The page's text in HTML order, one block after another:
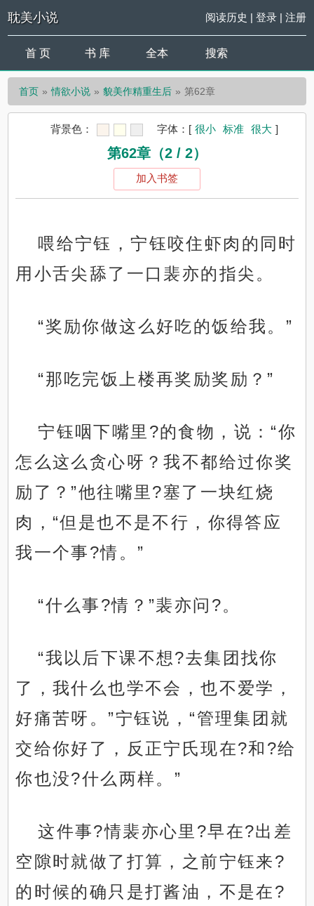
耽美小说 阅读历史 | 登录| 注册
首 页 书 库 全本 搜索
首页 情欲小说 貌美作精重生后 第62章
背景色： 字体： [ 很小 标准 很大 ]
第62章（2 / 2）
加入书签
喂给宁钰，宁钰咬住虾肉的同时
用小舌尖舔了一口裴亦的指尖。
“奖励你做这么好吃的饭给我。”
“那吃完饭上楼再奖励奖励？”
宁钰咽下嘴里?的食物，说：“你
怎么这么贪心呀？我不都给过你奖
励了？”他往嘴里?塞了一块红烧
肉，“但是也不是不行，你得答应
我一个事?情。”
“什么事?情？”裴亦问?。
“我以后下课不想?去集团找你
了，我什么也学不会，也不爱学，
好痛苦呀。”宁钰说，“管理集团就
交给你好了，反正宁氏现在?和?给
你也没?什么两样。”
这件事?情裴亦心里?早在?出差
空隙时就做了打算，之前宁钰来?
的时候的确只是打酱油，不是在?